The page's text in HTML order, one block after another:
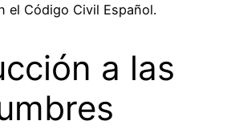
el Código Civil Español.
a las